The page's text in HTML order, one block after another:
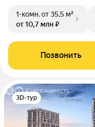
1-комн.от 35,5 м²
от 10,7 млн ₽
Позвонить
3D-тур